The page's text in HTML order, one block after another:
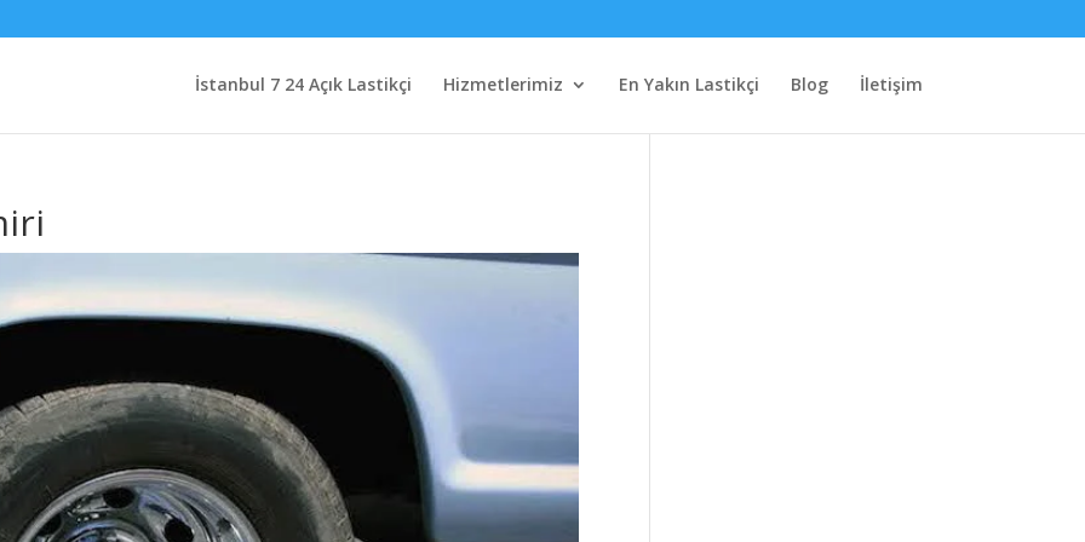
İstanbul 7 24 Açık Lastikçi Hizmetlerimiz En Yakın Lastikçi Blog İletişim